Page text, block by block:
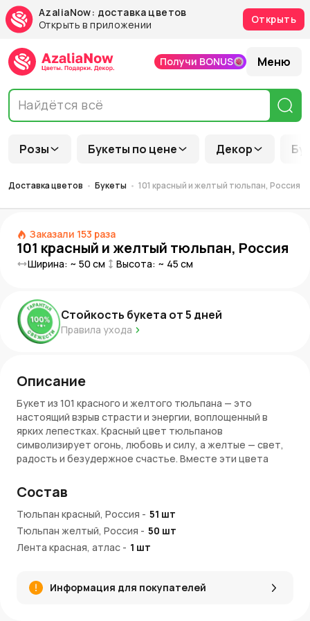
AzaliaNow: доставка цветов
Открыть в приложении
Открыть
Розы Букеты по цене Декор
Получи BONUS Меню
Доставка цветов Букеты 101 красный и желтый тюльпан, Россия
Заказали 153 раза
101 красный и желтый тюльпан, Россия
Ширина: ~ 50 см Высота: ~ 45 см
Стойкость букета от5 дней
Правила ухода
Описание
Букет из 101 красного и желтого тюльпана — это
настоящий взрыв страсти и энергии, воплощенный в
ярких лепестках. Красный цвет тюльпанов
символизирует огонь, любовь и силу, а желтые — свет,
радость и безудержное счастье. Вместе эти цвета
небо, когда огненно-красные лучи встречаются с
солнечным светом. Этот букет наполняет
пространство мощной энергией, где каждый тюльпан —
как живой символ страсти и жизненной силы. Он
заставляет сердце биться быстрее и вдохновляет на
великие поступки.
Очарование букета
Состав
Тюльпан красный, Россия - 51 шт
Тюльпан желтый, Россия - 50 шт
Лента красная, атлас - 1 шт
Информация для покупателей